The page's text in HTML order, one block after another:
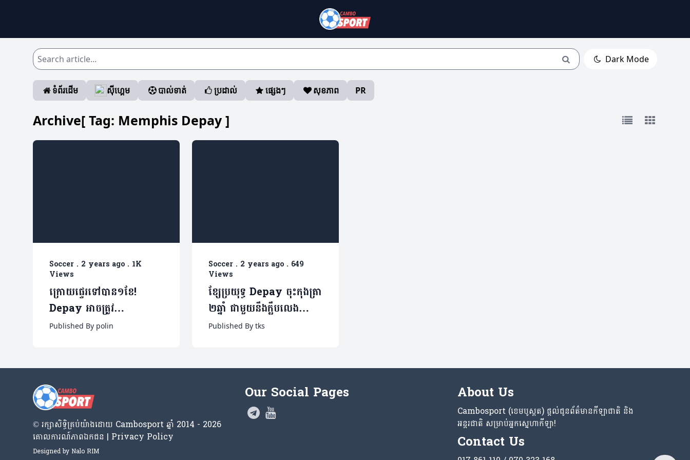
Dark Mode
ទំព័រដើម ស៊ីហ្គេម បាល់ទាត់ ប្រដាល់ ផ្សេងៗ សុខភាព PR
Archive[ Tag: Memphis Depay ]
Soccer . 2 years ago . 1K
Views
ក្រោយផ្ទេរទៅបាន១ខែ!
Depay អាចត្រូវ
Corinthians បញ្ចប់កុងត្រា
Published By polin
Soccer . 2 years ago . 649
Views
ខ្សែប្រយុទ្ធ Depay ចុះកុងត្រា
២ឆ្នាំ ជាមួយនឹងក្លឹបលេង
នៅលីគកំពូលប្រេស៊ីល
Published By tks
© រក្សា​សិទ្ធិ​គ្រប់​យ៉ាង​ដោយ​ Cambosport ឆ្នាំ 2014 - 2026
គោលការណ៍​ភាព​ឯកជន | Privacy Policy
Designed by Nalo RIM
Our Social Pages About Us
Cambosport (ខេមបូស្ពត) ផ្តល់ជូនព័ត៌មានកីឡាជាតិ និង
អន្តរជាតិ សម្រាប់អ្នកស្នេហាកីឡា!
Contact Us